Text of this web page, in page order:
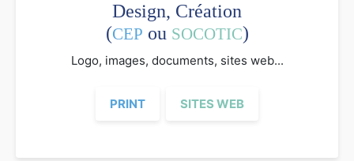
Design, Création
(CEP ou SOCOTIC)
Logo, images, documents, sites web...
PRINT SITES WEB